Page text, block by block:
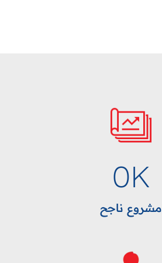
مشروع ناجح
K
0